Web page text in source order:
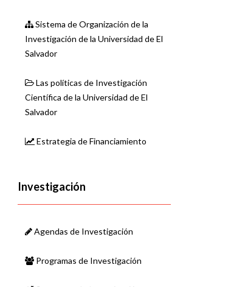
Sistema de Organización de la
Investigación de la Universidad de El
Salvador
Las políticas de Investigación
Científica de la Universidad de El
Salvador
Estrategia de Financiamiento
Investigación
Agendas de Investigación
Programas de Investigación